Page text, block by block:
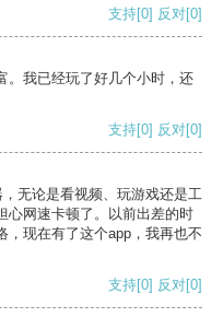
支持[0] 反对[0]
。我已经玩了好几个小时，还
支持[0] 反对[0]
无论是看视频、玩游戏还是工
心网速卡顿了。以前出差的时
，现在有了这个app，我再也不
支持[0] 反对[0]